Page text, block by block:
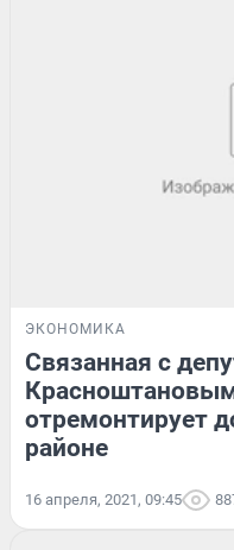
ЭКОНОМИКА
Связанная с
отремонтирует
районе
16 апреля, 2021, 09:45